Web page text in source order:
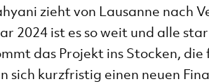
zieht von Lausanne nach
2024 ist es so weit und alle
das Projekt ins Stocken, die
kurzfristig einen neuen